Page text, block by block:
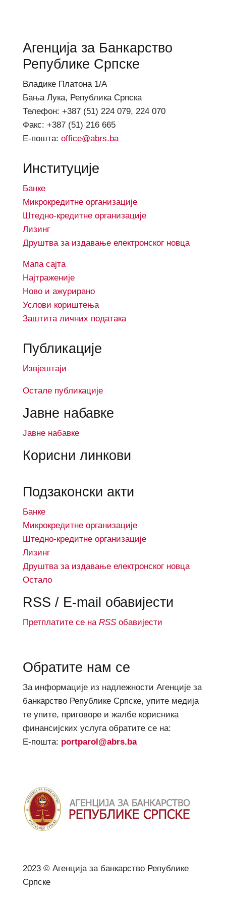
Агенција за Банкарство
Републике Српске
Владике Платона 1/А
Бања Лука, Република Српска
Телефон: +387 (51) 224 079, 224 070
Факс: +387 (51) 216 665
Е-пошта: office@abrs.ba
Институције
Банке
Микрокредитне организације
Штедно-кредитне организације
Лизинг
Друштва за издавање електронског новца
Мапа сајта
Најтраженије
Ново и ажурирано
Услови кориштењa
Заштита личних података
Публикације
Извјештаји
Остале публикације
Јавне набавке
Јавне набавке
Корисни линкови
Подзаконски акти
Банке
Микрокредитне организације
Штедно-кредитне организације
Лизинг
Друштва за издавање електронског новца
Остало
RSS / E-mail обавијести
Претплатите се на RSSобавијести
Обратите нам се
За информације из надлежности Агенције за
банкарство Републике Српске, упите медија
те упите, приговоре и жалбе корисника
финансијских услуга обратите се на:
Е-пошта: portparol@abrs.ba
2023 © Агенција за банкарство Републике
Српске